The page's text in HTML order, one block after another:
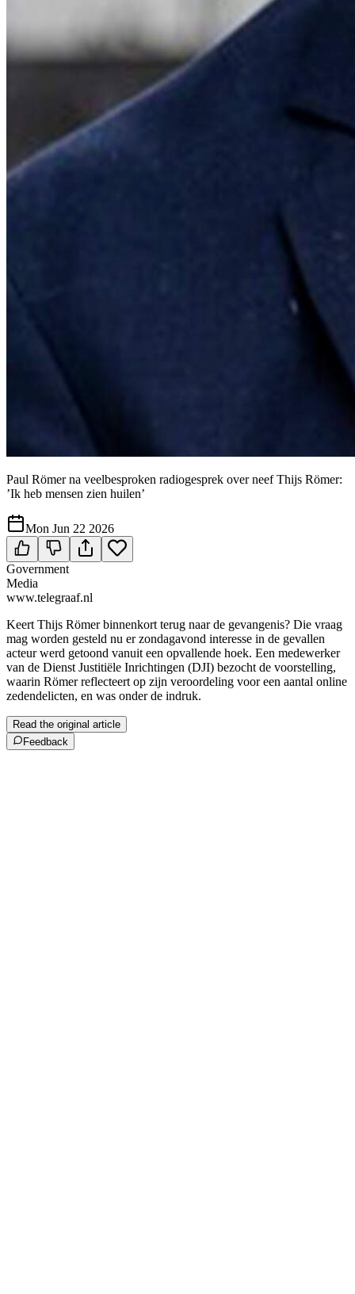
Paul Römer na veelbesproken radiogesprek over neef Thijs Römer:
’Ik heb mensen zien huilen’
Mon Jun 22 2026
Government
Media
www.telegraaf.nl
Keert Thijs Römer binnenkort terug naar de gevangenis? Die vraag
mag worden gesteld nu er zondagavond interesse in de gevallen
acteur werd getoond vanuit een opvallende hoek. Een medewerker
van de Dienst Justitiële Inrichtingen (DJI) bezocht de voorstelling,
waarin Römer reflecteert op zijn veroordeling voor een aantal online
zedendelicten, en was onder de indruk.
Read the original article
Feedback